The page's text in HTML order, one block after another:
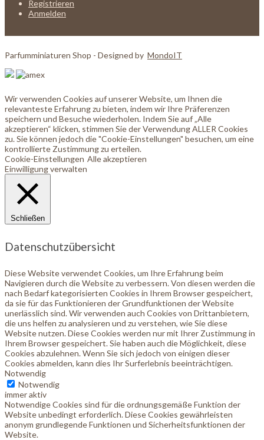
Registrieren
Anmelden
Parfumminiaturen Shop - Designed by MondoIT
Wir verwenden Cookies auf unserer Website, um Ihnen die
relevanteste Erfahrung zu bieten, indem wir Ihre Präferenzen
speichern und Besuche wiederholen. Indem Sie auf „Alle
akzeptieren“ klicken, stimmen Sie der Verwendung ALLER Cookies
zu. Sie können jedoch die "Cookie-Einstellungen" besuchen, um eine
kontrollierte Zustimmung zu erteilen.
Cookie-Einstellungen Alle akzeptieren
Einwilligung verwalten
Schließen
Datenschutzübersicht
Diese Website verwendet Cookies, um Ihre Erfahrung beim
Navigieren durch die Website zu verbessern. Von diesen werden die
nach Bedarf kategorisierten Cookies in Ihrem Browser gespeichert,
da sie für das Funktionieren der Grundfunktionen der Website
unerlässlich sind. Wir verwenden auch Cookies von Drittanbietern,
die uns helfen zu analysieren und zu verstehen, wie Sie diese
Website nutzen. Diese Cookies werden nur mit Ihrer Zustimmung in
Ihrem Browser gespeichert. Sie haben auch die Möglichkeit, diese
Cookies abzulehnen. Wenn Sie sich jedoch von einigen dieser
Cookies abmelden, kann dies Ihr Surferlebnis beeinträchtigen.
Notwendig
Notwendig
immer aktiv
Notwendige Cookies sind für die ordnungsgemäße Funktion der
Website unbedingt erforderlich. Diese Cookies gewährleisten
anonym grundlegende Funktionen und Sicherheitsfunktionen der
Website.